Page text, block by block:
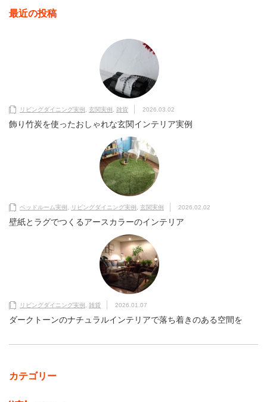
最近の投稿
リビングダイニング実例 玄関実例 雑貨 2026.03.02
飾り竹炭を使ったおしゃれな玄関インテリア実例
ベッドルーム実例 リビングダイニング実例 玄関実例 2026.02.02
壁紙とラグでつくるアースカラーのインテリア
リビングダイニング実例 雑貨 2026.01.07
ダークトーンのナチュラルインテリアで落ち着きのある空間を
カテゴリー